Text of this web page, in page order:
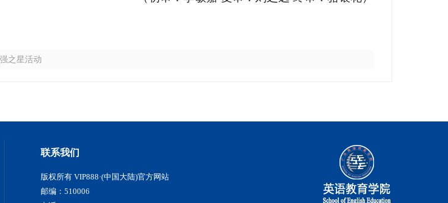
之星活动
联系我们
版权所有 VIP888·(中国大陆)官方网站
邮编：510006